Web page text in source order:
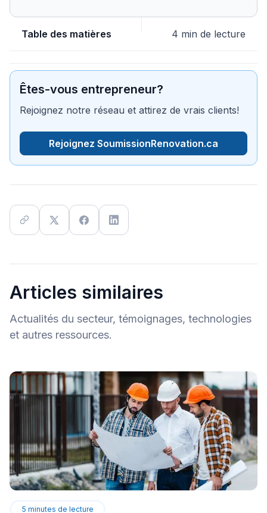
Table des matières 4 min de lecture
Êtes-vous entrepreneur?
Rejoignez notre réseau et attirez de vrais clients!
Rejoignez SoumissionRenovation.ca
Articles similaires
Actualités du secteur, témoignages, technologies
et autres ressources.
5 minutes de lecture